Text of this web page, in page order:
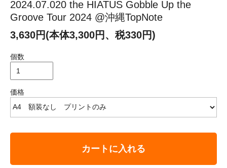
2024.07.020 the HIATUS Gobble Up the
Groove Tour 2024 @沖縄TopNote
3,630円(本体3,300円、税330円)
個数
価格
カートに入れる